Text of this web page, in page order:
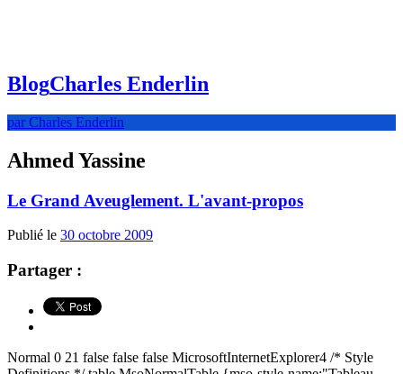
BlogCharles Enderlin
par Charles Enderlin
Ahmed Yassine
Le Grand Aveuglement. L'avant-propos
Publié le 30 octobre 2009
Partager :
Normal 0 21 false false false MicrosoftInternetExplorer4 /* Style